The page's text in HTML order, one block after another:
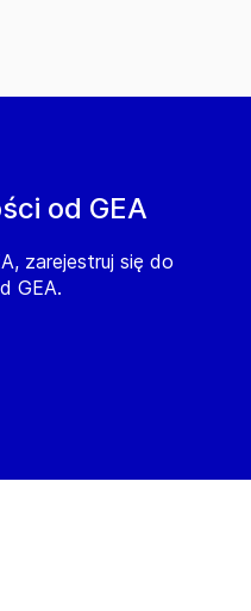
od GEA
zarejestruj się do
GEA.